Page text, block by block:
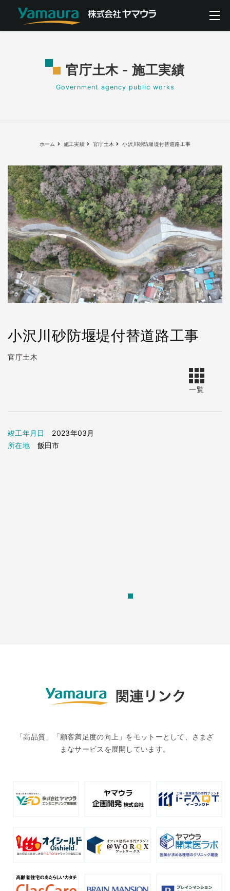
官庁土木 - 施工実績
Government agency public works
ホーム 施工実績 官庁土木 小沢川砂防堰堤付替道路工事
小沢川砂防堰堤付替道路工事
官庁土木
一覧
竣工年月日
2023年03月
所在地
飯田市
「高品質」「顧客満足度の向上」をモットーとして、さまざ
まなサービスを展開しています。